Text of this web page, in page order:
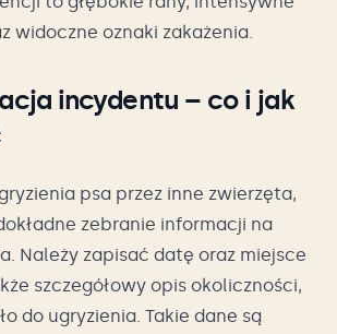
widoczne oznaki zakażenia.
incydentu – co i jak
psa przez inne zwierzęta,
zebranie informacji na
Należy zapisać datę oraz miejsce
szczegółowy opis okoliczności,
do ugryzienia. Takie dane są